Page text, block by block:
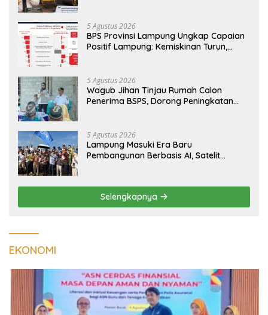
5 Agustus 2026
BPS Provinsi Lampung Ungkap Capaian
Positif Lampung: Kemiskinan Turun,
5 Agustus 2026
Wagub Jihan Tinjau Rumah Calon
Penerima BSPS, Dorong Peningkatan
5 Agustus 2026
Lampung Masuki Era Baru
Pembangunan Berbasis AI, Satelit
Selengkapnya
EKONOMI